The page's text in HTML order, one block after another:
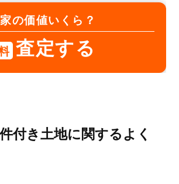
家の価値いくら？
査定する
付き土地に関するよく